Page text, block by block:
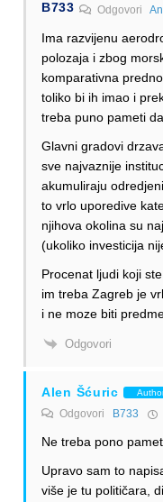
B733 Odgovori
Ima razvijenu
polozaja i zbog
komparativna
toliko bi ih imao i
treba puno pameti
Glavni gradovi
sve najvaznije
akumuliraju
to vrlo uporedive
njihova okolina su
(ukoliko investicija
Procenat ljudi koji
im treba Zagreb je
i ne moze biti
Odgovori
Alen Šćuric
Odgovori B733
Ne treba pono
Upravo sam to
više je tu političara,